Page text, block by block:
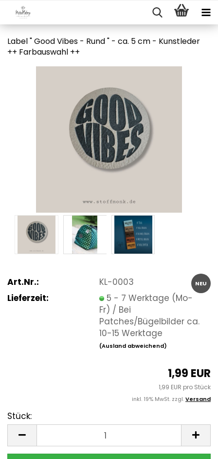
Label " Good Vibes - Rund " - ca. 5 cm - Kunstleder
++ Farbauswahl ++
NEU
Art.Nr.:
KL-0003
Lieferzeit:
5 - 7 Werktage (Mo-
Fr) / Bei
Patches/Bügelbilder ca.
10-15 Werktage
(Ausland abweichend)
1,99 EUR
1,99 EUR pro Stück
inkl. 19% MwSt. zzgl.Versand
Stück: